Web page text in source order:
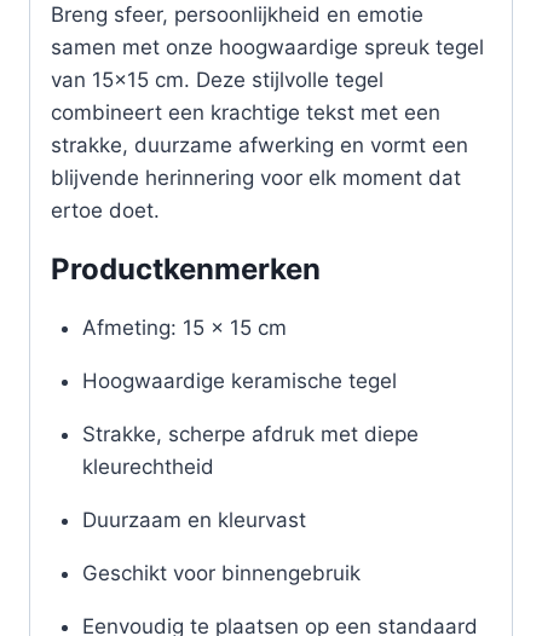
Breng sfeer, persoonlijkheid en emotie
samen met onze hoogwaardige spreuk tegel
van 15×15 cm. Deze stijlvolle tegel
combineert een krachtige tekst met een
strakke, duurzame afwerking en vormt een
blijvende herinnering voor elk moment dat
ertoe doet.
Productkenmerken
Afmeting: 15 x 15 cm
Hoogwaardige keramische tegel
Strakke, scherpe afdruk met diepe
kleurechtheid
Duurzaam en kleurvast
Geschikt voor binnengebruik
Eenvoudig te plaatsen op een standaard